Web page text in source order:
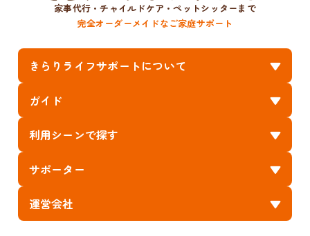
家事代行・チャイルドケア・ペットシッターまで
完全オーダーメイドなご家庭サポート
きらりライフサポートについて
ガイド
利用シーンで探す
サポーター
運営会社